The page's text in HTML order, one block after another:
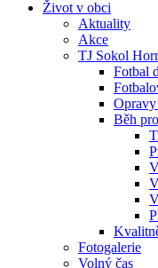
Život v obci
Aktuality
Akce
TJ Sokol
Fotbal
Běh
Fotogalerie
Volný čas